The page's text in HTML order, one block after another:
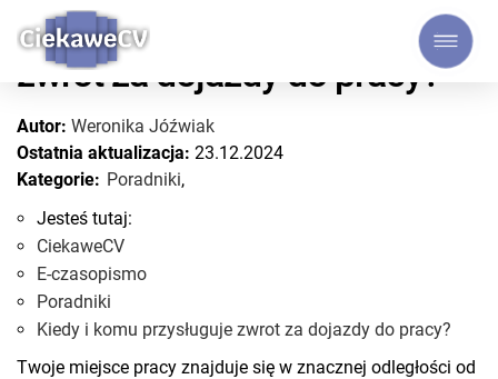
Kiedy i komu przysługuje
zwrot za dojazdy do pracy?
Autor: Weronika Jóźwiak
Ostatnia aktualizacja: 23.12.2024
Kategorie: Poradniki,
Jesteś tutaj:
CiekaweCV
E-czasopismo
Poradniki
Kiedy i komu przysługuje zwrot za dojazdy do pracy?
Twoje miejsce pracy znajduje się w znacznej odległości od